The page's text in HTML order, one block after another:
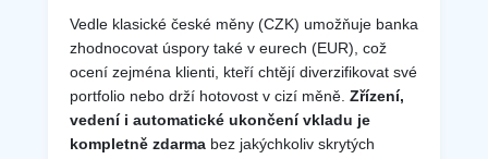
Vedle klasické české měny (CZK) umožňuje banka
zhodnocovat úspory také v eurech (EUR), což
ocení zejména klienti, kteří chtějí diverzifikovat své
portfolio nebo drží hotovost v cizí měně. Zřízení,
vedení i automatické ukončení vkladu je
kompletně zdarma bez jakýchkoliv skrytých